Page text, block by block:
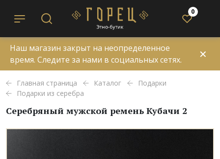
0
Наш магазин закрыт на неопределенное
время. Следите за нами в социальных сетях.
✕
Главная страница Каталог
Подарки
Подарки из серебра
Серебряный мужской ремень Кубачи 2